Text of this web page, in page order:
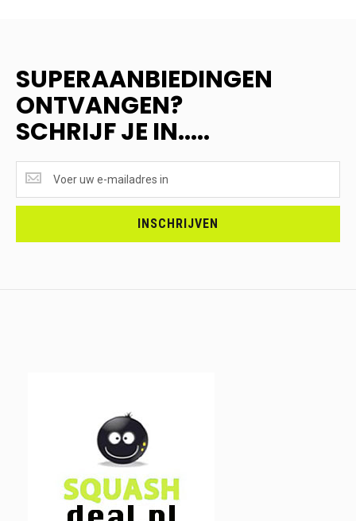
SUPERAANBIEDINGEN
ONTVANGEN?
SCHRIJF JE IN.....
ONTVANGEN?
<br>SCHRIJF
INSCHRIJVEN